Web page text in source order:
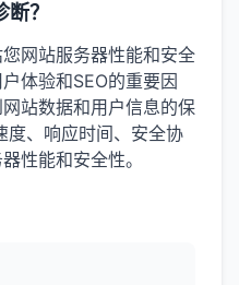
？
网站服务器性能和安全
体验和SEO的重要因
站数据和用户信息的保
度、响应时间、安全协
性能和安全性。